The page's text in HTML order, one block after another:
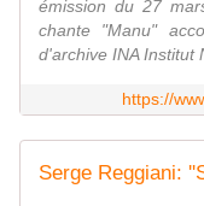
émission du 27
chante "Manu"
d'archive INA Institut
https://